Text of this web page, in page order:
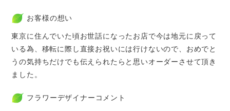
お客様の想い
東京に住んでいた頃お世話になったお店で今は地元に戻って
いる為、移転に際し直接お祝いには行けないので、おめでと
うの気持ちだけでも伝えられたらと思いオーダーさせて頂き
ました。
フラワーデザイナーコメント